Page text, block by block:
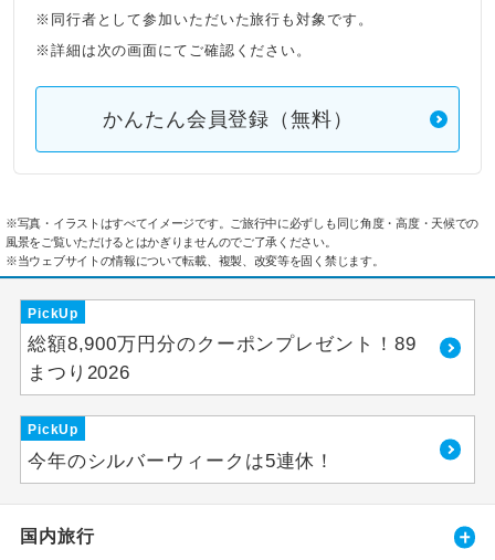
※同行者として参加いただいた旅行も対象です。
※詳細は次の画面にてご確認ください。
かんたん会員登録（無料）
※写真・イラストはすべてイメージです。ご旅行中に必ずしも同じ角度・高度・天候での
風景をご覧いただけるとはかぎりませんのでご了承ください。
※当ウェブサイトの情報について転載、複製、改変等を固く禁じます。
PickUp
総額8,900万円分のクーポンプレゼント！89
まつり2026
PickUp
今年のシルバーウィークは5連休！
国内旅行